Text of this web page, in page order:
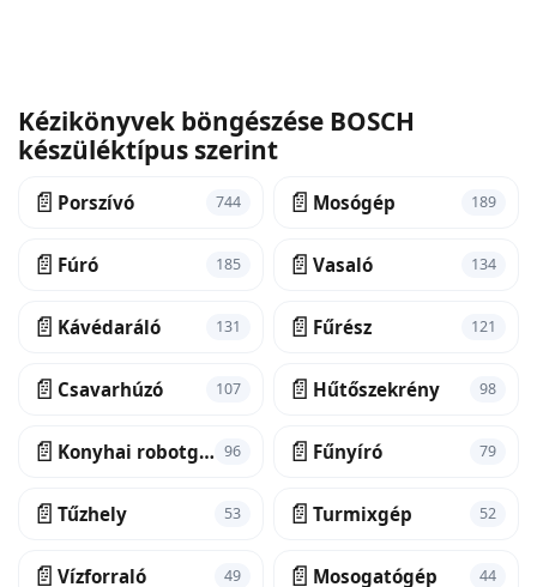
Kézikönyvek böngészése BOSCH
készüléktípus szerint
📄 Porszívó 744 📄 Mosógép 189
📄 Fúró 185 📄 Vasaló 134
📄 Kávédaráló 131 📄 Fűrész 121
📄 Csavarhúzó 107 📄 Hűtőszekrény 98
📄 Konyhai robotgép 96 📄 Fűnyíró 79
📄 Tűzhely 53 📄 Turmixgép 52
📄 Vízforraló 49 📄 Mosogatógép 44